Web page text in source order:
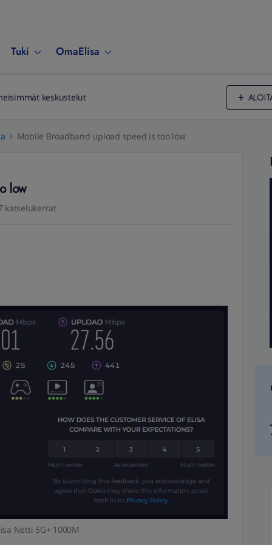
Tuki OmaElisa
keskustelut
Mobile Broadband upload speed is too low
low
katselukerrat
Netti 5G+ 1000M